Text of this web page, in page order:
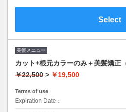
■2人に1人の悩みを解消
■olinoオリジナルの低ダメージ薬剤で作る
ブリーチ履歴がある場合は料金変更の場
Select
美髪メニュー
カット+根元カラーのみ＋美髪矯正
￥22,500 > ￥19,500
Terms of use
Expiration Date：